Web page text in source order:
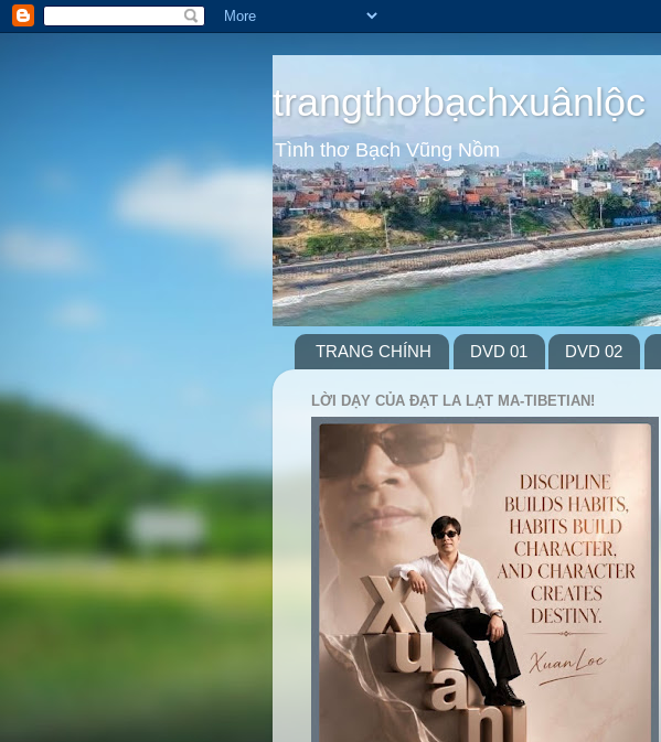
trangthơbạchxuânlộc
Tình thơ Bạch Vũng Nồm
TRANG CHÍNH DVD 01 DVD 02
LỜI DẠY CỦA ĐẠT LA LẠT MA-TIBETIAN!